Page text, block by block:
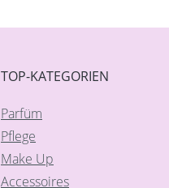
TOP-KATEGORIEN
Parfüm
Pflege
Make Up
Accessoires